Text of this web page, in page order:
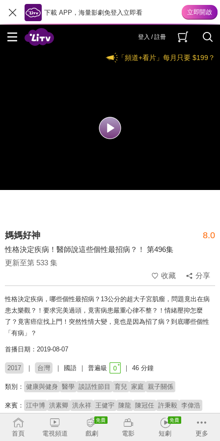
下載 APP，海量影劇免登入立即看
登入 / 註冊
「頻道+看片」每月只要 $199？
媽媽好神 8.0
性格決定疾病！醫師說這些個性最招病？！ 第496集
更新至第 533 集
收藏
分享
性格決定疾病，哪些個性最招病？13公分的超大子宮肌瘤，問題竟出在病
患太樂觀？！要求完美過頭，竟害病患嚴重心律不整？！情緒壓抑怎麼
了？竟害癌症找上門！突然性情大變，竟也是因為招了病？到底哪些個性
「有病」？
首播日期：2019-08-07
2017 台灣 國語 普遍級 46 分鐘
類別： 健康與健身 醫學 談話性節目 育兒 家庭 親子關係
來賓： 江中博 洪素卿 洪永祥 王健宇 陳龍 陳冠任 許秉毅 李偉浩
主持： 鍾欣凌
首頁 電視頻道 戲劇 電影 短劇 更多